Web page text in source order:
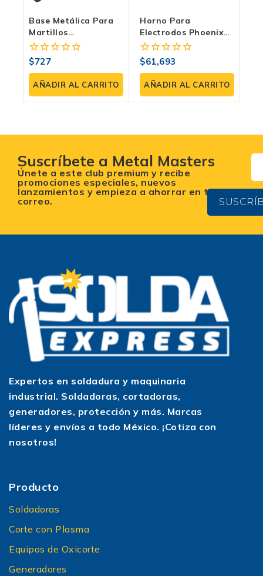
Base Metálica Para
Martillos
Demoledores TKA-
BASE
0
fuera
de
5
$727
AÑADIR AL CARRITO
Horno Para
Electrodos Phoenix
DryRod Tipo 300 –
Alta Capacidad Y
Control De Humedad
0
fuera
de
5
$61,693
AÑADIR AL CARRITO
Suscríbete a Metal Masters
Únete a este club premium y recibe
promociones especiales, nuevos
lanzamientos y empieza a ahorrar en tu
correo.
Expertos en soldadura y maquinaria
industrial. Soldadoras, cortadoras,
generadores, protección y más. Marcas
líderes y envíos a todo México. ¡Cotiza con
nosotros!
Producto
Soldadoras
Corte con Plasma
Equipos de Oxicorte
Generadores